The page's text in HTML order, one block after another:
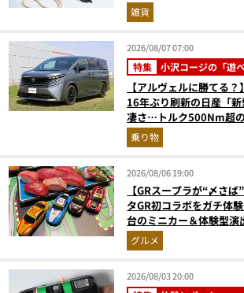
雑貨
2026/08/07 07:00
特集 小沢コージの「遊
【アルヴェルに勝てる
16年ぶり刷新の日産「
凄さ…トルク500Nm超
和の格調高きデザインを
乗り物
2026/08/06 19:00
【GRスープラが“〆さ
タGR初コラボをガチ体
台のミニカー＆体験型演
奮間違いなし
グルメ
2026/08/03 20:00